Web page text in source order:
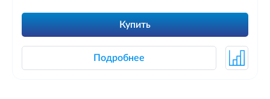
Купить
Подробнее